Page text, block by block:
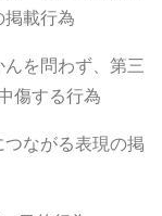
載行為
を問わず、第三
傷する行為
ながる表現の掲